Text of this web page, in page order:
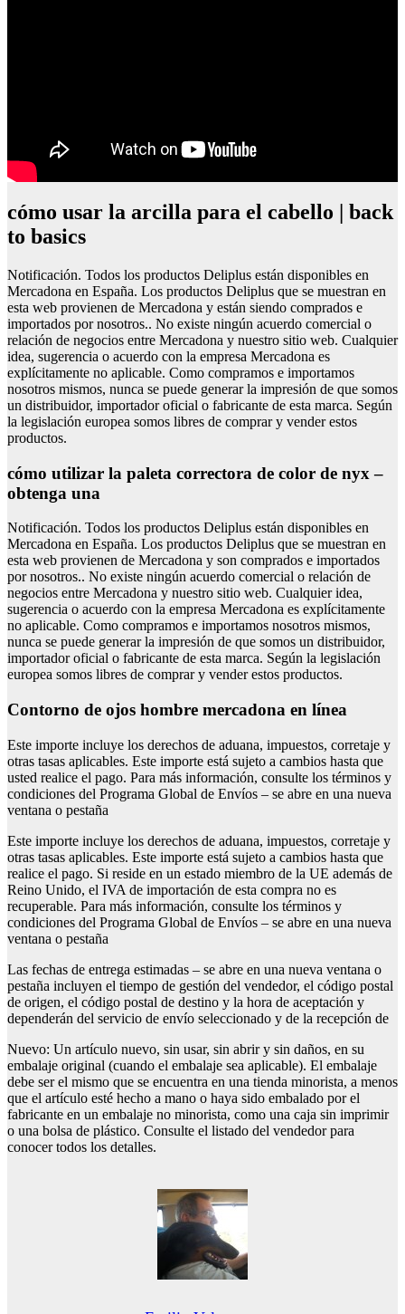
cómo usar la arcilla para el cabello | back
to basics
Notificación. Todos los productos Deliplus están disponibles en
Mercadona en España. Los productos Deliplus que se muestran en
esta web provienen de Mercadona y están siendo comprados e
importados por nosotros.. No existe ningún acuerdo comercial o
relación de negocios entre Mercadona y nuestro sitio web. Cualquier
idea, sugerencia o acuerdo con la empresa Mercadona es
explícitamente no aplicable. Como compramos e importamos
nosotros mismos, nunca se puede generar la impresión de que somos
un distribuidor, importador oficial o fabricante de esta marca. Según
la legislación europea somos libres de comprar y vender estos
productos.
cómo utilizar la paleta correctora de color de nyx –
obtenga una
Notificación. Todos los productos Deliplus están disponibles en
Mercadona en España. Los productos Deliplus que se muestran en
esta web provienen de Mercadona y son comprados e importados
por nosotros.. No existe ningún acuerdo comercial o relación de
negocios entre Mercadona y nuestro sitio web. Cualquier idea,
sugerencia o acuerdo con la empresa Mercadona es explícitamente
no aplicable. Como compramos e importamos nosotros mismos,
nunca se puede generar la impresión de que somos un distribuidor,
importador oficial o fabricante de esta marca. Según la legislación
europea somos libres de comprar y vender estos productos.
Contorno de ojos hombre mercadona en línea
Este importe incluye los derechos de aduana, impuestos, corretaje y
otras tasas aplicables. Este importe está sujeto a cambios hasta que
usted realice el pago. Para más información, consulte los términos y
condiciones del Programa Global de Envíos – se abre en una nueva
ventana o pestaña
Este importe incluye los derechos de aduana, impuestos, corretaje y
otras tasas aplicables. Este importe está sujeto a cambios hasta que
realice el pago. Si reside en un estado miembro de la UE además de
Reino Unido, el IVA de importación de esta compra no es
recuperable. Para más información, consulte los términos y
condiciones del Programa Global de Envíos – se abre en una nueva
ventana o pestaña
Las fechas de entrega estimadas – se abre en una nueva ventana o
pestaña incluyen el tiempo de gestión del vendedor, el código postal
de origen, el código postal de destino y la hora de aceptación y
dependerán del servicio de envío seleccionado y de la recepción de
Nuevo: Un artículo nuevo, sin usar, sin abrir y sin daños, en su
embalaje original (cuando el embalaje sea aplicable). El embalaje
debe ser el mismo que se encuentra en una tienda minorista, a menos
que el artículo esté hecho a mano o haya sido embalado por el
fabricante en un embalaje no minorista, como una caja sin imprimir
o una bolsa de plástico. Consulte el listado del vendedor para
conocer todos los detalles.